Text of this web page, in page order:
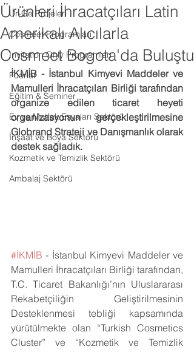
Ur-Ge Projeleri
Cosmeet Programları
Invitation Only Programları
Fuarlar
Eğitim & Seminer
Ev ve Mutfak Eşyaları Sektörü
İnşaat ve Boya Sektörü
Kozmetik ve Temizlik Sektörü
Ambalaj Sektörü
Ürünleri İhracatçıları Latin
Amerikalı Alıcılarla
Cosmeet Bogota'da Buluştu
İKMİB - İstanbul Kimyevi Maddeler ve
Mamulleri İhracatçıları Birliği tarafından
organize edilen ticaret heyeti
organizasyonun gerçekleştirilmesine
Globrand Strateji ve Danışmanlık olarak
destek sağladık.
#İKMİB - İstanbul Kimyevi Maddeler ve
Mamulleri İhracatçıları Birliği tarafından,
T.C. Ticaret Bakanlığı’nın Uluslararası
Rekabetçiliğin Geliştirilmesinin
Desteklenmesi tebliği kapsamında
yürütülmekte olan “Turkish Cosmetics
Cluster” ve “Kozmetik ve Temizlik